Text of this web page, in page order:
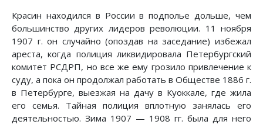
Красин находился в России в подполье дольше, чем
большинство других лидеров революции. 11 ноября
1907 г. он случайно (опоздав на заседание) избежал
ареста, когда полиция ликвидировала Петербургский
комитет РСДРП, но все же ему грозило привлечение к
суду, а пока он продолжал работать в Обществе 1886 г.
в Петербурге, выезжая на дачу в Куоккале, где жила
его семья. Тайная полиция вплотную занялась его
деятельностью. Зима 1907 — 1908 гг. была для него